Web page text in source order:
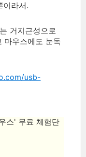
이라서.
거지근성으로
마우스에도 눈독
usb-
스' 무료 체험단